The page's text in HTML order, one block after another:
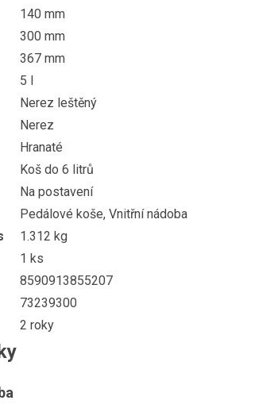
140 mm
300 mm
367 mm
5 l
Nerez leštěný
Nerez
Hranaté
Koš do 6 litrů
Na postavení
Pedálové koše, Vnitřní nádoba
1.312 kg
1 ks
8590913855207
73239300
2 roky